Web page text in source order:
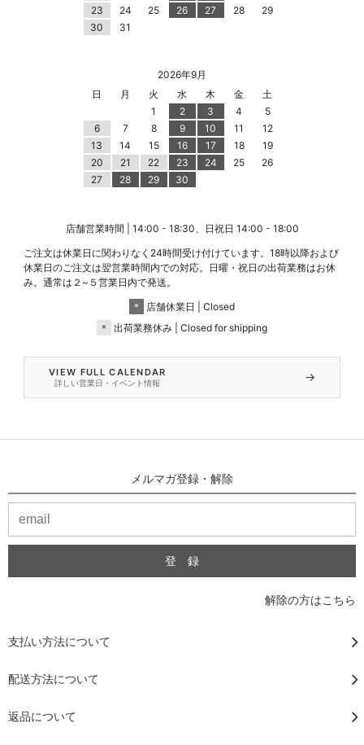
23
24 25 26 27 28
29
30
31
2026年9月
日
月 火 水 木 金
土
1
2 3 4
5
6
7 8 9 10 11
12
13
14 15 16 17 18
19
20
21 22 23 24 25
26
27
28 29 30
店舗営業時間 | 14:00 - 18:30、日祝日 14:00 - 18:00
ご注文は休業日に関わりなく24時間受け付けています。18時以降および
休業日のご注文は翌営業時間内での対応。日曜・祝日の出荷業務はお休
み。通常は２~５営業日内で発送。
＊
店舗休業日 | Closed
＊
出荷業務休み | Closed for shipping
VIEW FULL CALENDAR
詳しい営業日・イベント情報 →
メルマガ登録・解除
解除の方はこちら
支払い方法について
配送方法について
返品について